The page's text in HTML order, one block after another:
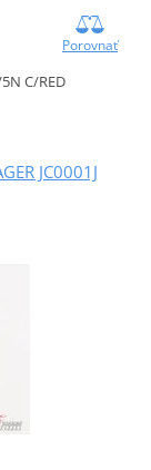
Porovnať
C/RED
JC0001J